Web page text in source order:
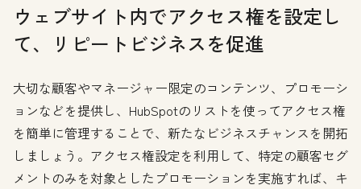
ウェブサイト内でアクセス権を設定し
て、リピートビジネスを促進
大切な顧客やマネージャー限定のコンテンツ、プロモーシ
ョンなどを提供し、HubSpotのリストを使ってアクセス権
を簡単に管理することで、新たなビジネスチャンスを開拓
しましょう。アクセス権設定を利用して、特定の顧客セグ
メントのみを対象としたプロモーションを実施すれば、キ